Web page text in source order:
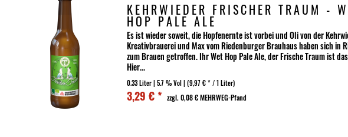
KEHRWIEDER FRISCHER TRAUM -
HOP PALE ALE
Es ist wieder soweit, die Hopfenernte ist vorbei und Oli von der
Kreativbrauerei und Max vom Riedenburger Brauhaus haben sich in
zum Brauen getroffen. Ihr Wet Hop Pale Ale, der Frische Traum ist
Hier...
0.33 Liter| 5.7 % Vol | (9,97 € * / 1 Liter)
3,29 € * zzgl. 0,08 € MEHRWEG-Pfand